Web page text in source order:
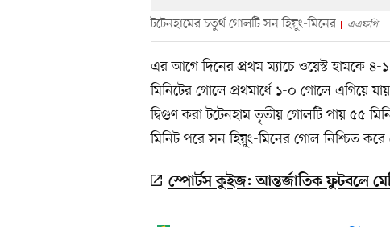
টটেনহামের চতুর্থ গোলটি সন হিয়ুং-মিনের এএফপি
এর আগে দিনের প্রথম ম্যাচে ওয়েস্ট হামকে ৪-
মিনিটের গোলে প্রথমার্ধে ১-০ গোলে এগিয়ে
দ্বিগুণ করা টটেনহাম তৃতীয় গোলটি পায় ৫৫
মিনিট পরে সন হিয়ুং-মিনের গোল নিশ্চিত করে
স্পোর্টস কুইজ: আন্তর্জাতিক ফুটবলে